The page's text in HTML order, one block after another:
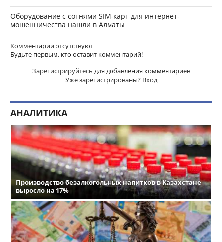
Оборудование с сотнями SIM-карт для интернет-
мошенничества нашли в Алматы
Комментарии отсутствуют
Будьте первым, кто оставит комментарий!
Зарегистрируйтесь для добавления комментариев
Уже зарегистрированы? Вход
АНАЛИТИКА
Производство безалкогольных напитков в Казахстане
выросло на 17%